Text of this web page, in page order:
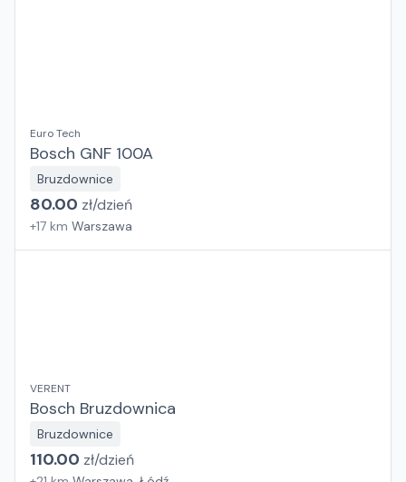
Euro Tech
Bosch GNF 100A
Bruzdownice
80.00 zł/dzień
+17 km Warszawa
VERENT
Bosch Bruzdownica
Bruzdownice
110.00 zł/dzień